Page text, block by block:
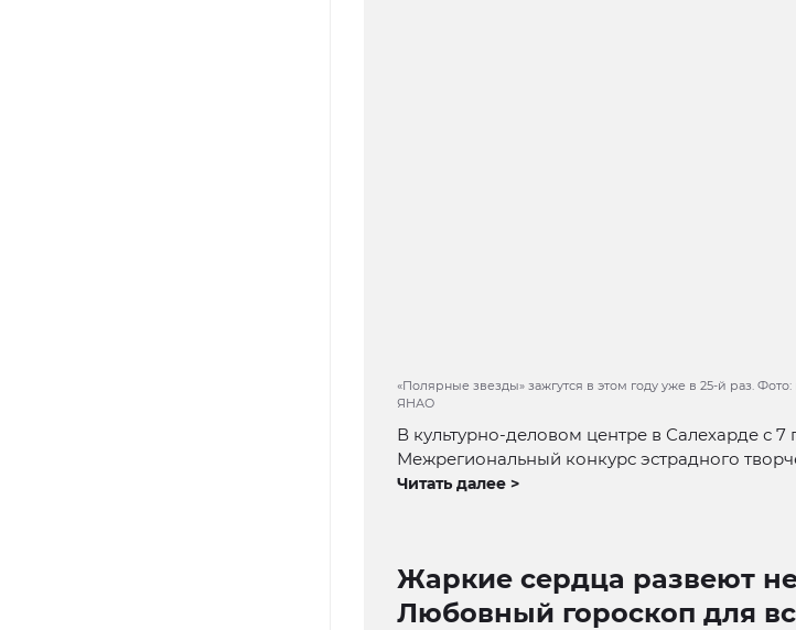
«Полярные звезды» зажгутся в этом году уже в 25-й раз.
ЯНАО
В культурно-деловом центре в Салехарде с 7
Межрегиональный конкурс эстрадного
Читать далее >
Жаркие сердца развеют
Любовный гороскоп для